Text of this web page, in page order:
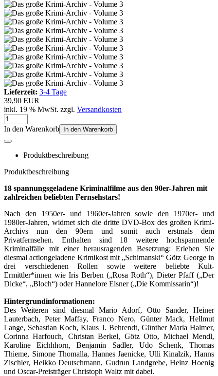
Lieferzeit: 3-4 Tage
39,90 EUR
inkl. 19 % MwSt. zzgl. Versandkosten
In den Warenkorb In den Warenkorb
Produktbeschreibung
Produktbeschreibung
18 spannungsgeladene Kriminalfilme aus den 90er-Jahren mit
zahlreichen beliebten Fernsehstars!
Nach den 1950er- und 1960er-Jahren sowie den 1970er- und
1980er-Jahren, widmet sich die dritte DVD-Box des großen Krimi-
Archivs nun den 90ern und somit auch erstmals dem
Privatfernsehen. Enthalten sind 18 weitere hochspannende
Kriminalfälle mit einer herausragenden Besetzung: Erleben Sie
diesmal actiongeladene Krimikost mit „Schimanski“ Götz George in
drei verschiedenen Rollen sowie weitere beliebte Kult-
Ermittler*innen wie Iris Berben („Rosa Roth“), Dieter Pfaff („Der
Dicke“, „Bloch“) oder Hannelore Elsner („Die Kommissarin“)!
Hintergrundinformationen:
Des Weiteren sind diesmal Mario Adorf, Otto Sander, Heiner
Lauterbach, Peter Maffay, Franco Nero, Günter Mack, Hellmut
Lange, Sebastian Koch, Klaus J. Behrendt, Günther Maria Halmer,
Corinna Harfouch, Christan Berkel, Götz Otto, Michael Mendl,
Karoline Eichhhorn, Benjamin Sadler, Udo Schenk, Thomas
Thieme, Simone Thomalla, Hannes Jaenicke, Ulli Kinalzik, Hanns
Zischler, Heikko Deutschmann, Gudrun Landgrebe, Heinz Hoenig
und Oscar-Preisträger Christoph Waltz mit dabei.